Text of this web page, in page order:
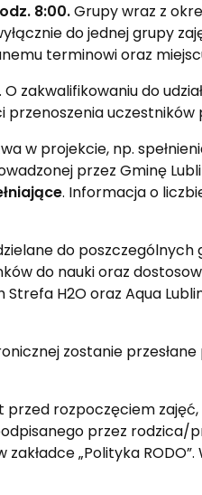
8:00.Grupy wraz z
do jednej grupy
terminowi oraz
zakwalifikowaniu do
przenoszenia
w projekcie, np.
przez Gminę
. Informacja o
do
do nauki oraz
H2O oraz Aqua
zostanie
przed rozpoczęciem
przez rodzica/
„Polityka